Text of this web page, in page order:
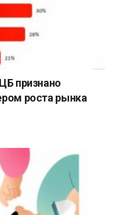
признано
роста рынка